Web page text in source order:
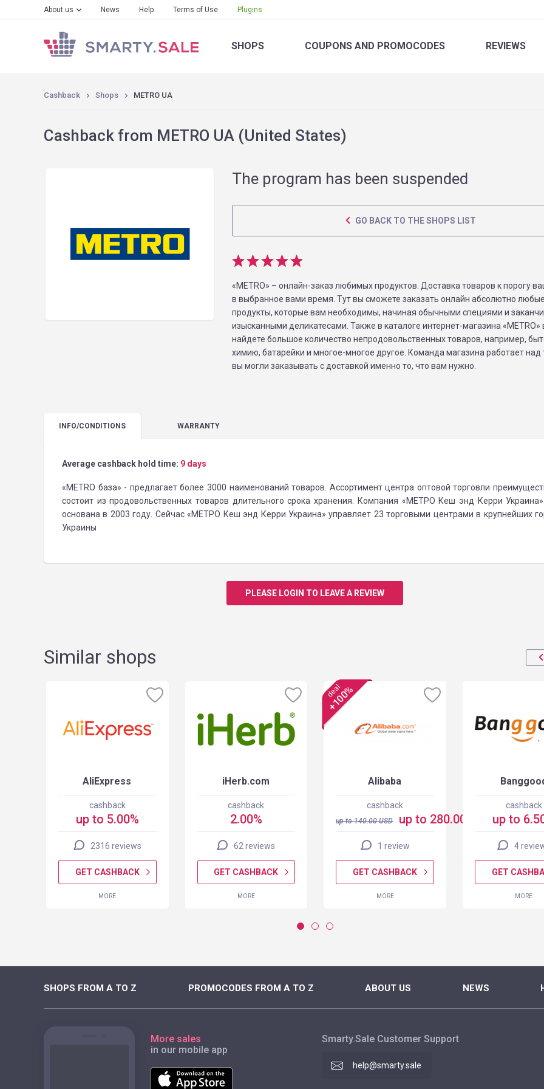
About us News Help Terms of Use Plugins
SHOPS COUPONS AND PROMOCODES REVIEWS
Cashback Shops METRO UA
Cashback from METRO UA (United States)
The program has been suspended
GO BACK TO THE SHOPS LIST
«METRO» – онлайн-заказ любимых продуктов. Доставка товаров к порогу
в выбранное вами время. Тут вы сможете заказать онлайн абсолютно любые
продукты, которые вам необходимы, начиная обычными специями и
изысканными деликатесами. Также в каталоге интернет-магазина «METRO»
найдете большое количество непродовольственных товаров, например,
химию, батарейки и многое-многое другое. Команда магазина работает над
вы могли заказывать с доставкой именно то, что вам нужно.
INFO/CONDITIONS WARRANTY
Average cashback hold time: 9 days
«METRO база» - предлагает более 3000 наименований товаров. Ассортимент центра оптовой торговли
состоит из продовольственных товаров длительного срока хранения. Компания «МЕТРО Кеш энд Керри
основана в 2003 году. Сейчас «МЕТРО Кеш энд Керри Украина» управляет 23 торговыми центрами в крупнейших
Украины
PLEASE LOGIN TO LEAVE A REVIEW
Similar shops
AliExpress
cashback
up to 5.00%
2316 reviews
GET CASHBACK
MORE
iHerb.com
cashback
2.00%
62 reviews
GET CASHBACK
MORE
deal
+100%
Alibaba
cashback
up to140.00USD up to 280.00 USD
1 review
GET CASHBACK
MORE
cashback
up to
4
GET
MORE
SHOPS FROM A TO Z PROMOCODES FROM A TO Z ABOUT US NEWS
More sales
in our mobile app
Smarty.Sale Customer Support
help@smarty.sale